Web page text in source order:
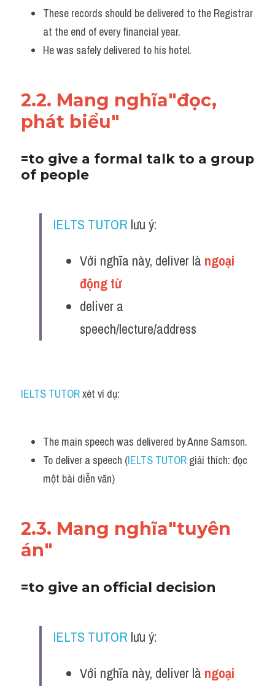
These records should be delivered to the Registrar
at the end of every financial year.
He was safely delivered to his hotel.
2.2. Mang nghĩa"đọc,
phát biểu"
=to give a formal talk to a group
of people
IELTS TUTOR lưu ý:
Với nghĩa này, deliver là ngoại
động từ
deliver a
speech/lecture/address
IELTS TUTOR xét ví dụ:
The main speech was delivered by Anne Samson.
To deliver a speech (IELTS TUTOR giải thích: đọc
một bài diễn văn)
2.3. Mang nghĩa"tuyên
án"
=to give an official decision
IELTS TUTOR lưu ý:
Với nghĩa này, deliver là ngoại